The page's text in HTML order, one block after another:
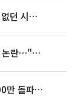
임영웅, 어느덧 데뷔 10주년⋯"가진 것 없던 시절, 내 앞엔 20명의 팬뿐"
김희철, '뒤집힌 태극기' 지적 후 정치색 논란…"좌우 떠나 우리나라 국기"
놀란 감독 '오디세이', 개봉 4일 만에 100만 돌파⋯'왕사남' 보다 빠르다